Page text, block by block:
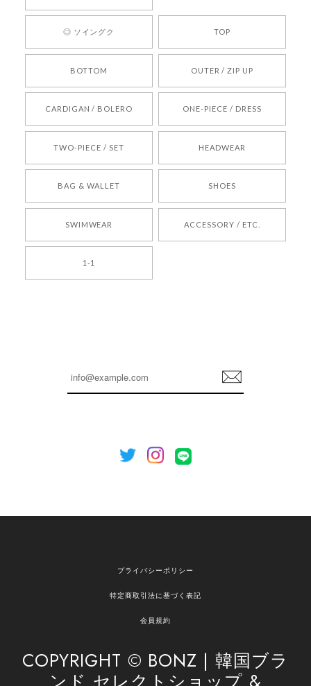
ります。 また気になる商品がございましたら、ぜ
りお待ちしております。
2026/05/24
250
2026/05/24
2026/04/14
を心がけてまいります。 またお探しの商品がござ
欲しかったものが買えて嬉しいです！ またお願いします。
の商品のお手伝いができ、喜んでいただけて大変
安心してお任せいただけるよう、丁寧な対応を心
がけてまいります。 また気になる商品がございま
◎ ソイングク TOP
BOTTOM OUTER / ZIP UP
CARDIGAN / BOLERO ONE-PIECE / DRESS
TWO-PIECE / SET HEADWEAR
BAG & WALLET SHOES
SWIMWEAR ACCESSORY / ETC.
1-1
登
録
プライバシーポリシー
特定商取引法に基づく表記
会員規約
COPYRIGHT © BONZ | 韓国ブラ